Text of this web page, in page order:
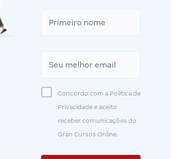
Concordo com a Política de
Privacidade e aceito
receber comunicações do
Gran Cursos Online.